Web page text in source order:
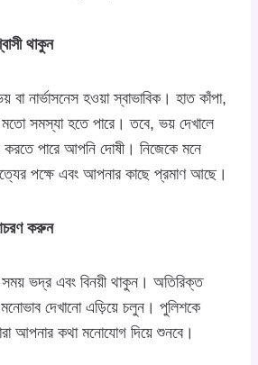
থাকুন
বা নার্ভাসনেস হওয়া স্বাভাবিক। হাত কাঁপা,
মতো সমস্যা হতে পারে। তবে, ভয় দেখালে
পারে আপনি দোষী। নিজেকে মনে
পক্ষে এবং আপনার কাছে প্রমাণ আছে।
করুন
সময় ভদ্র এবং বিনয়ী থাকুন। অতিরিক্ত
মনোভাব দেখানো এড়িয়ে চলুন। পুলিশকে
আপনার কথা মনোযোগ দিয়ে শুনবে।